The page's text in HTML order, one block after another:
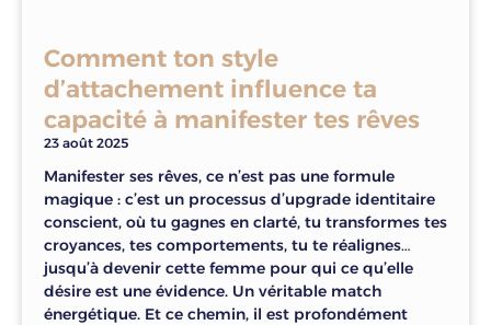
Comment ton style
d’attachement influence ta
capacité à manifester tes rêves
23 août 2025
Manifester ses rêves, ce n’est pas une formule
magique : c’est un processus d’upgrade identitaire
conscient, où tu gagnes en clarté, tu transformes tes
croyances, tes comportements, tu te réalignes…
jusqu’à devenir cette femme pour qui ce qu’elle
désire est une évidence. Un véritable match
énergétique. Et ce chemin, il est profondément